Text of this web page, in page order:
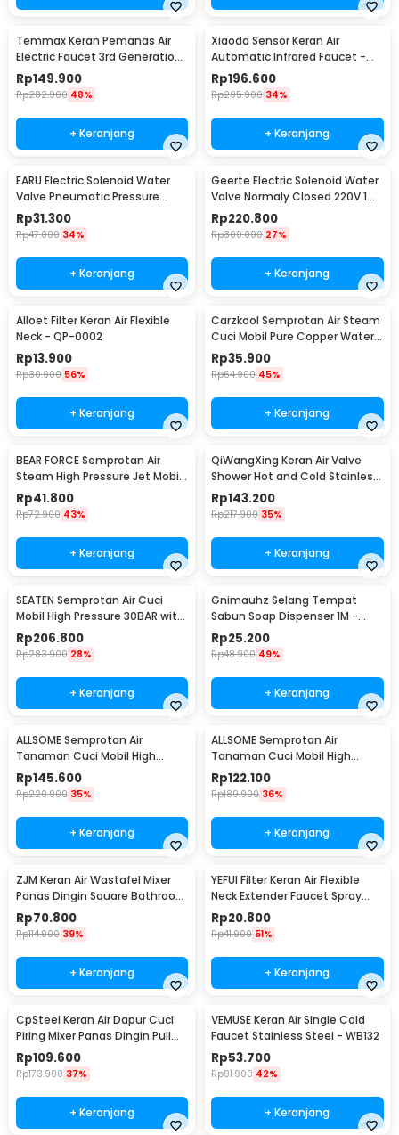
Temmax Keran Pemanas Air
Electric Faucet 3rd Generation
3000W - RX-008
Rp149.900
Rp282.900 48%
+ Keranjang
Xiaoda Sensor Keran Air
Automatic Infrared Faucet -
HD-ZNJSQ-02
Rp196.600
Rp295.900 34%
+ Keranjang
EARU Electric Solenoid Water
Valve Pneumatic Pressure
220V - FCD-180B
Rp31.300
Rp47.000 34%
+ Keranjang
Geerte Electric Solenoid Water
Valve Normaly Closed 220V 1
Inch DN25 - 2W-250-25
Rp220.800
Rp300.000 27%
+ Keranjang
Alloet Filter Keran Air Flexible
Neck - QP-0002
Rp13.900
Rp30.900 56%
+ Keranjang
Carzkool Semprotan Air Steam
Cuci Mobil Pure Copper Water
Gun - CZ207
Rp35.900
Rp64.900 45%
+ Keranjang
BEAR FORCE Semprotan Air
Steam High Pressure Jet Mobil
Water Gun - WR345
Rp41.800
Rp72.900 43%
+ Keranjang
QiWangXing Keran Air Valve
Shower Hot and Cold Stainless
Steel - A-770
Rp143.200
Rp217.900 35%
+ Keranjang
SEATEN Semprotan Air Cuci
Mobil High Pressure 30BAR with
5M Hose - PT008-01
Rp206.800
Rp283.900 28%
+ Keranjang
Gnimauhz Selang Tempat
Sabun Soap Dispenser 1M -
FZ120
Rp25.200
Rp48.900 49%
+ Keranjang
ALLSOME Semprotan Air
Tanaman Cuci Mobil High
Pressure with Hose 15M -
PT009
Rp145.600
Rp220.900 35%
+ Keranjang
ALLSOME Semprotan Air
Tanaman Cuci Mobil High
Pressure with Hose 7.5M -
PT009
Rp122.100
Rp189.900 36%
+ Keranjang
ZJM Keran Air Wastafel Mixer
Panas Dingin Square Bathroom
Faucet Tap - LB2982
Rp70.800
Rp114.900 39%
+ Keranjang
YEFUI Filter Keran Air Flexible
Neck Extender Faucet Spray
Head - H5607
Rp20.800
Rp41.900 51%
+ Keranjang
CpSteel Keran Air Dapur Cuci
Piring Mixer Panas Dingin Pull
Out Rinser - CP12
Rp109.600
Rp173.900 37%
+ Keranjang
VEMUSE Keran Air Single Cold
Faucet Stainless Steel - WB132
Rp53.700
Rp91.900 42%
+ Keranjang